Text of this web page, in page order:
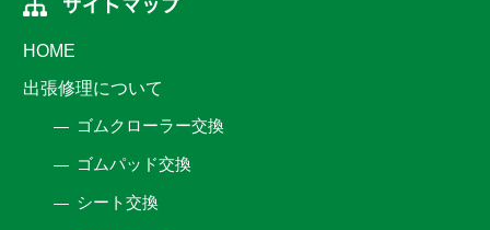
HOME
出張修理について
ゴムクローラー交換
ゴムパッド交換
シート交換